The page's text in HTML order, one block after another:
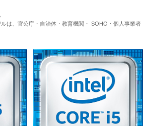
は、官公庁・自治体・教育機関・ SOHO・個人事業者